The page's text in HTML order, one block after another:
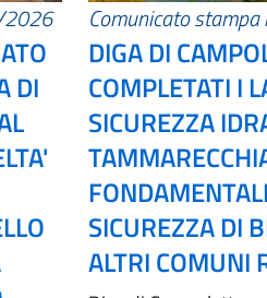
2026
DI
Comunicato
DIGA DI
COMPLETATI I
SICUREZZA
SICUREZZA DI
ALTRI COMUNI